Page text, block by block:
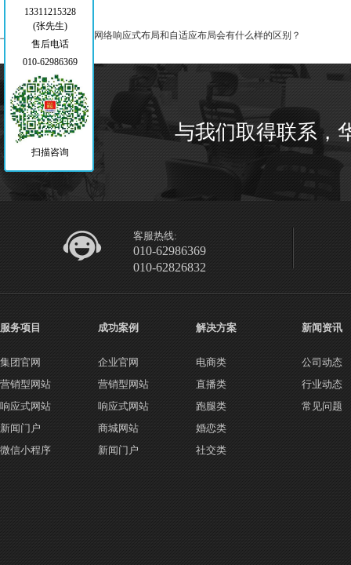
上一篇： 北京网站制作网络响应式布局和自适应布局会有什么样的区别？
与我们取得联系，
客服热线:
010-62986369
010-62826832
服务项目
集团官网
营销型网站
响应式网站
新闻门户
微信小程序
成功案例
企业官网
营销型网站
响应式网站
商城网站
新闻门户
解决方案
电商类
直播类
跑腿类
婚恋类
社交类
新闻资讯
公司动态
行业动态
常见问题
13311215328
(张先生)
售后电话
010-62986369
扫描咨询